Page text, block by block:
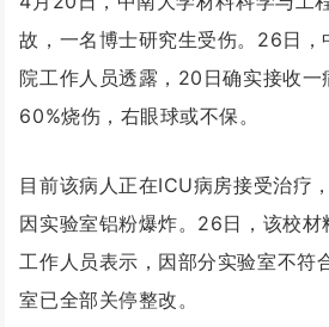
故，一名博士研究生受伤。26日，
院工作人员透露，20日确实接收一
60%烧伤，右眼球或不保。
目前该病人正在ICU病房接受治疗
因实验室铝粉爆炸。26日，该校材
工作人员表示，因部分实验室不符
室已全部关停整改。